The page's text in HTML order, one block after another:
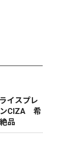
イスプレ
CIZA 希
品